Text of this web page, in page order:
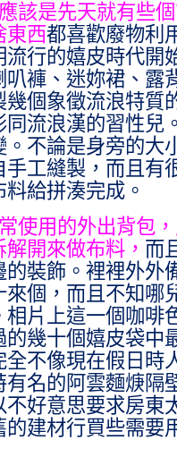
該是先天就有些
東西都喜歡廢物利
流行的嬉皮時代開
叭褲、迷妳裙、露
幾個象徵流浪特質
同流浪漢的習性兒
。不論是身旁的大
手工縫製，而且有
給拼湊完成。
使用的外出背包
開來做布料， 而
的裝飾。裡裡外外
來個，而且不知哪
相片上這一個咖啡
的幾十個嬉皮袋中
全不像現在假日時
有名的阿雲麵焿隔
不好意思要求房東
的建材行買些需要